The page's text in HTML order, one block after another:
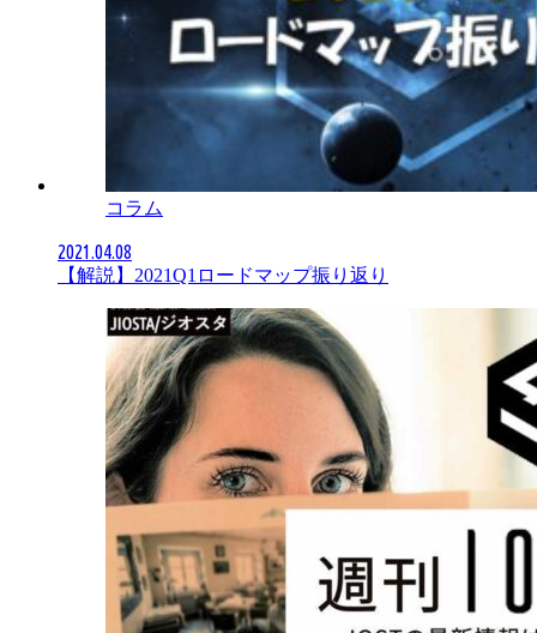
コラム
2021.04.08
【解説】2021Q1ロードマップ振り返り